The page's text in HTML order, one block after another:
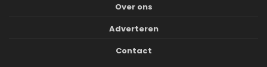
Over ons
Adverteren
Contact